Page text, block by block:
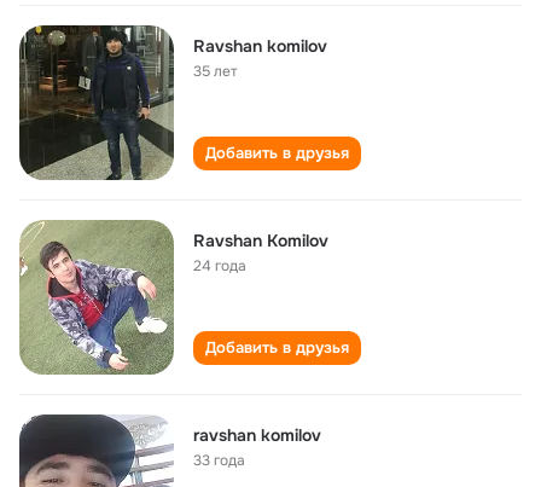
Ravshan komilov
35 лет
Добавить в друзья
Ravshan Komilov
24 года
Добавить в друзья
ravshan komilov
33 года